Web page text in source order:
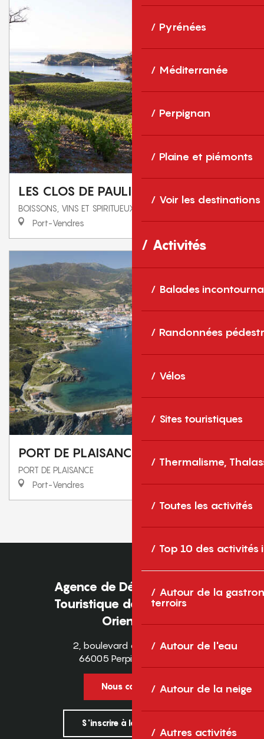
Pyrénées
Méditerranée
Perpignan
Plaine et piémonts
Voir les destinations
Activités
Balades
Randonnées
Vélos
Sites touristiques
Thermalisme,
Toutes les activités
Top 10 des activités
Autour de la
terroirs
Autour de l'eau
Autour de la neige
Autres activités
LES CLOS DE PAULILLES
BOISSONS, VINS ET SPIRITUEUX
Port-Vendres
PORT DE PLAISANCE
PORT DE PLAISANCE
Port-Vendres
Agence de Développement
Touristique des Pyrénées-
Orientales
2, boulevard des Pyrénées
66005 Perpignan Cedex
Nous contacter
S'inscrire à la newsletter